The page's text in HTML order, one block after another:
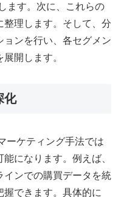
ます。次に、これらの
整理します。そして、分
ンを行い、各セグメン
開します。
化
ーケティング手法では
になります。例えば、
インでの購買データを統
できます。具体的に